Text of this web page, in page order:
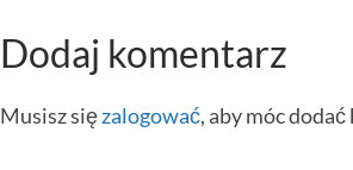
Dodaj komentarz
Musisz sięzalogować, aby móc